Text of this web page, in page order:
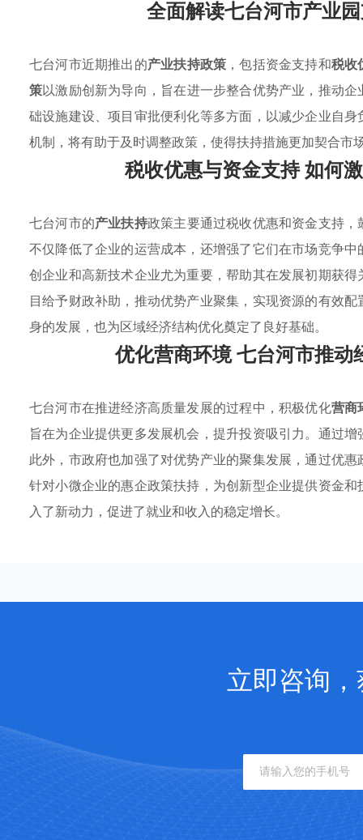
全面解读七台河市产业
七台河市近期推出的产业扶持政策 ，包括资金支持和税收
策以激励创新为导向，旨在进一步整合优势产业，推动
础设施建设、项目审批便利化等多方面，以减少企业自
机制，将有助于及时调整政策，使得扶持措施更加契合市
税收优惠与资金支持 如何
七台河市的产业扶持政策主要通过税收优惠和资金支持
不仅降低了企业的运营成本，还增强了它们在市场竞争
创企业和高新技术企业尤为重要，帮助其在发展初期获
目给予财政补助，推动优势产业聚集，实现资源的有效配
身的发展，也为区域经济结构优化奠定了良好基础。
优化营商环境 七台河市推
七台河市在推进经济高质量发展的过程中，积极优化营商
旨在为企业提供更多发展机会，提升投资吸引力。通过
此外，市政府也加强了对优势产业的聚集发展，通过优
针对小微企业的惠企政策扶持，为创新型企业提供资金
入了新动力，促进了就业和收入的稳定增长。
立即咨询